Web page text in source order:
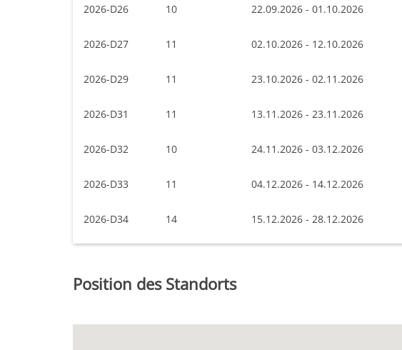
2026-D26 10 22.09.2026 - 01.10.2026
2026-D27 11 02.10.2026 - 12.10.2026
2026-D29 11 23.10.2026 - 02.11.2026
2026-D31 11 13.11.2026 - 23.11.2026
2026-D32 10 24.11.2026 - 03.12.2026
2026-D33 11 04.12.2026 - 14.12.2026
2026-D34 14 15.12.2026 - 28.12.2026
Position des Standorts